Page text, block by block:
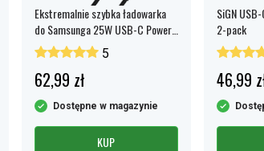
Ekstremalnie szybka ładowarka
do Samsunga 25W USB-C Power
Adapter + kabel 2m, 60W -
czarna
5
62,99 zł
Dostępne w magazynie
KUP
SiGN
2-pack
46,99